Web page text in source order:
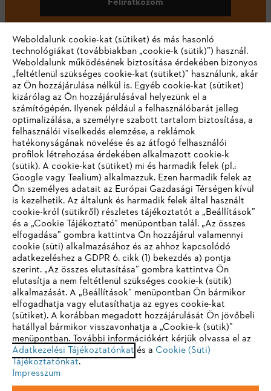
#STIHL
Vállalat
STIHL GYIK
Szerviz
Adatvédelem Impresszum Cookie tájékoztató
Jogi információk
IHR BROWSER WIRD NICHT
UNTERSTÜTZT
Sie nutzen einen Browser, den wir noch nicht unterstützen. Für
eine optimale Nutzung unserer Seite empfehlen wir Ihnen, zu
einem der folgenden Browser zu wechseln:
Firefox Chrome
Weboldalunk cookie-kat (sütiket) és más hasonló
technológiákat (továbbiakban „cookie-k (sütik)”) használ.
Weboldalunk működésének biztosítása érdekében bizonyos
„feltétlenül szükséges cookie-kat (sütiket)” használunk, akár
az Ön hozzájárulása nélkül is. Egyéb cookie-kat (sütiket)
kizárólag az Ön hozzájárulásával helyezünk el a
számítógépén. Ilyenek például a felhasználóbarát jelleg
optimalizálása, a személyre szabott tartalom biztosítása, a
felhasználói viselkedés elemzése, a reklámok
hatékonyságának növelése és az átfogó felhasználói
profilok létrehozása érdekében alkalmazott cookie-k
(sütik). A cookie-kat (sütiket) mi és harmadik felek (pl.:
Google vagy Tealium) alkalmazzuk. Ezen harmadik felek az
Ön személyes adatait az Európai Gazdasági Térségen kívül
is kezelhetik. Az általunk és harmadik felek által használt
cookie-król (sütikről) részletes tájékoztatót a „Beállítások”
és a „Cookie Tájékoztató” menüpontban talál. „Az összes
elfogadása” gombra kattintva Ön hozzájárul valamennyi
cookie (süti) alkalmazásához és az ahhoz kapcsolódó
adatkezeléshez a GDPR 6. cikk (1) bekezdés a) pontja
szerint. „Az összes elutasítása” gombra kattintva Ön
elutasítja a nem feltétlenül szükséges cookie-k (sütik)
alkalmazását. A „Beállítások” menüpontban Ön bármikor
elfogadhatja vagy elutasíthatja az egyes cookie-kat
(sütiket). A korábban megadott hozzájárulását Ön jövőbeli
hatállyal bármikor visszavonhatja a „Cookie-k (sütik)”
menüpontban. További információkért kérjük olvassa el az
Adatkezelési Tájékoztatónkat és a Cookie (Süti)
Tájékoztatónkat.
Impresszum